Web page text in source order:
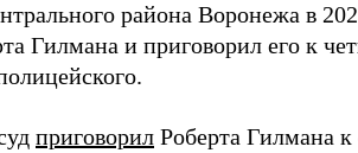
района Воронежа в
Гилмана и приговорил его к
приговорил Роберта Гилмана